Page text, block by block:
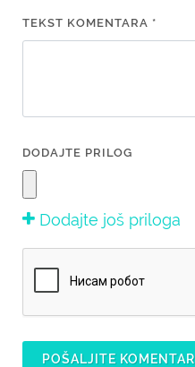
TEKST KOMENTARA *
DODAJTE PRILOG
Dodajte još priloga
POŠALJITE KOMENTAR